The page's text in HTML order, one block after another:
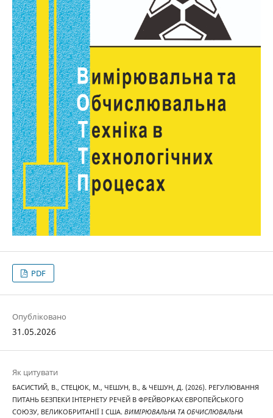
PDF
Опубліковано
31.05.2026
Як цитувати
БАСИСТИЙ, В., СТЕЦЮК, М., ЧЕШУН, В., & ЧЕШУН, Д. (2026). РЕГУЛЮВАННЯ
ПИТАНЬ БЕЗПЕКИ ІНТЕРНЕТУ РЕЧЕЙ В ФРЕЙВОРКАХ ЄВРОПЕЙСЬКОГО
СОЮЗУ, ВЕЛИКОБРИТАНІЇ І США. ВИМІРЮВАЛЬНА ТА ОБЧИСЛЮВАЛЬНА